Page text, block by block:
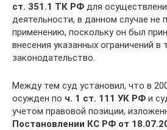
ст. 351.1 ТК РФ для
деятельности, в данном случае не
применению, поскольку он был
внесения указанных ограничений в
законодательство.
Между тем суд установил, что в
осужден по ч. 1 ст. 111 УК РФ и
учетом правовой позиции,
Постановлении КС РФ от